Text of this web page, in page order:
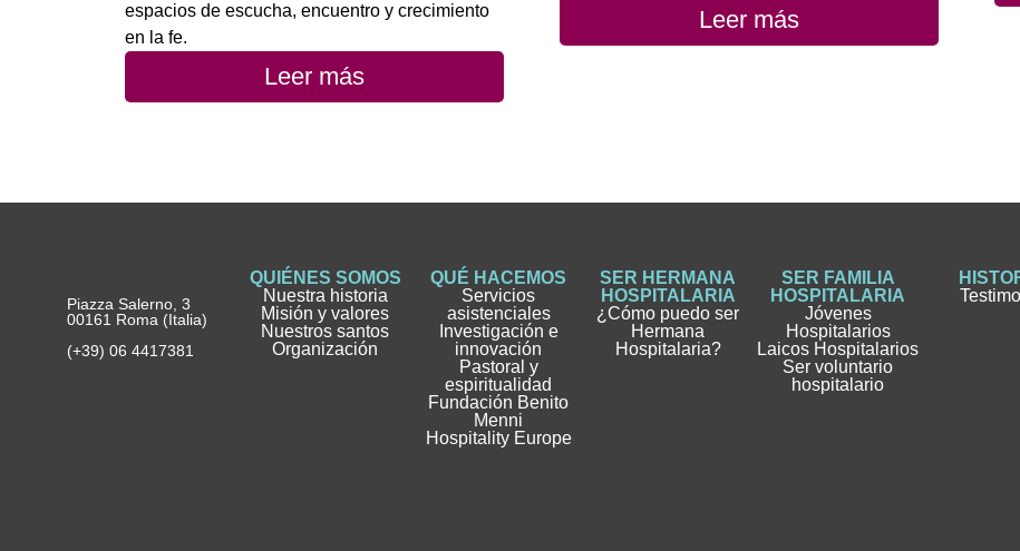
espacios de escucha, encuentro y crecimiento
en la fe.
Leer más
Leer más
Piazza Salerno, 3
00161 Roma (Italia)
(+39) 06 4417381
QUIÉNES SOMOS
Nuestra historia
Misión y valores
Nuestros santos
Organización
QUÉ HACEMOS
Servicios
asistenciales
Investigación e
innovación
Pastoral y
espiritualidad
Fundación Benito
Menni
Hospitality Europe
SER HERMANA
HOSPITALARIA
¿Cómo puedo ser
Hermana
Hospitalaria?
SER FAMILIA
HOSPITALARIA
Jóvenes
Hospitalarios
Laicos Hospitalarios
Ser voluntario
hospitalario